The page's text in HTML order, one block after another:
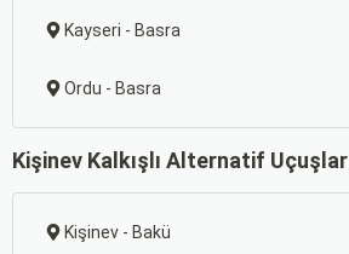
Kayseri - Basra
Ordu - Basra
Kişinev Kalkışlı Alternatif Uçuşlar
Kişinev - Bakü